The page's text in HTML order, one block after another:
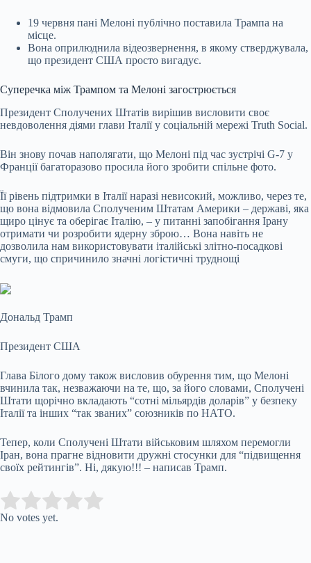
19 червня пані Мелоні публічно поставила Трампа на
місце.
Вона оприлюднила відеозвернення, в якому стверджувала,
що президент США просто вигадує.
Суперечка між Трампом та Мелоні загострюється
Президент Сполучених Штатів вирішив висловити своє
невдоволення діями глави Італії у соціальній мережі Truth Social.
Він знову почав наполягати, що Мелоні під час зустрічі G-7 у
Франції багаторазово просила його зробити спільне фото.
Її рівень підтримки в Італії наразі невисокий, можливо, через те,
що вона відмовила Сполученим Штатам Америки – державі, яка
щиро цінує та оберігає Італію, – у питанні запобігання Ірану
отримати чи розробити ядерну зброю… Вона навіть не
дозволила нам використовувати італійські злітно-посадкові
смуги, що спричинило значні логістичні труднощі
Дональд Трамп
Президент США
Глава Білого дому також висловив обурення тим, що Мелоні
вчинила так, незважаючи на те, що, за його словами, Сполучені
Штати щорічно вкладають “сотні мільярдів доларів” у безпеку
Італії та інших “так званих” союзників по НАТО.
Тепер, коли Сполучені Штати військовим шляхом перемогли
Іран, вона прагне відновити дружні стосунки для “підвищення
своїх рейтингів”. Ні, дякую!!! – написав Трамп.
Rate this item:
No votes yet.